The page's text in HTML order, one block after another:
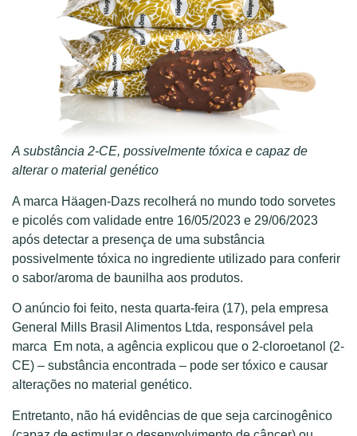
A substância 2-CE, possivelmente tóxica e capaz de
alterar o material genético
A marca Häagen-Dazs recolherá no mundo todo sorvetes
e picolés com validade entre 16/05/2023 e 29/06/2023
após detectar a presença de uma substância
possivelmente tóxica no ingrediente utilizado para conferir
o sabor/aroma de baunilha aos produtos.
O anúncio foi feito, nesta quarta-feira (17), pela empresa
General Mills Brasil Alimentos Ltda, responsável pela
marca Em nota, a agência explicou que o 2-cloroetanol (2-
CE) – substância encontrada – pode ser tóxico e causar
alterações no material genético.
Entretanto, não há evidências de que seja carcinogênico